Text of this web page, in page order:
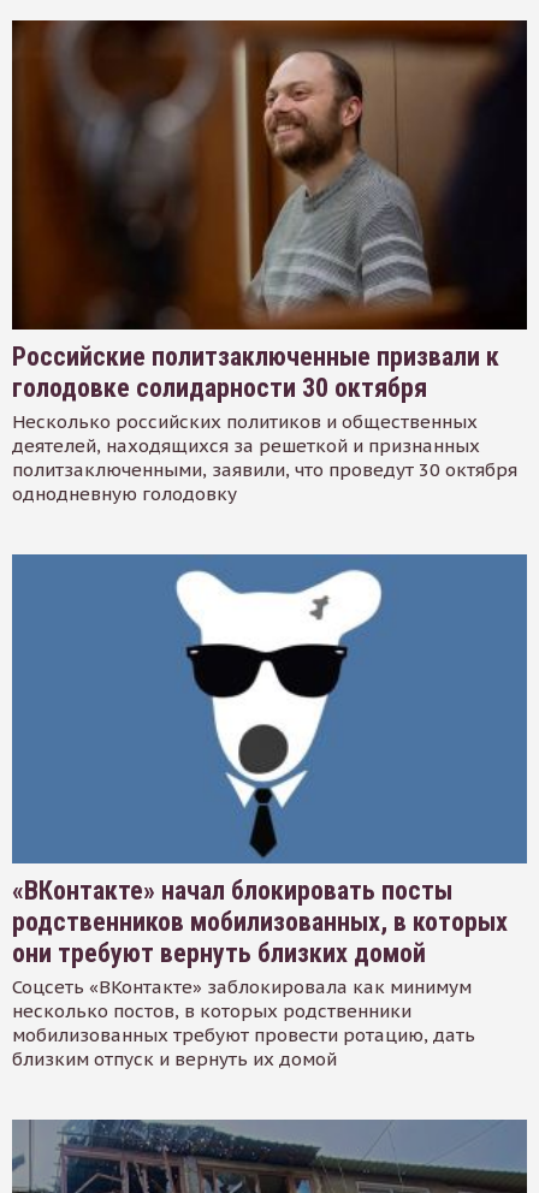
Российские политзаключенные призвали к
голодовке солидарности 30 октября
Несколько российских политиков и общественных
деятелей, находящихся за решеткой и признанных
политзаключенными, заявили, что проведут 30 октября
однодневную голодовку
«ВКонтакте» начал блокировать посты
родственников мобилизованных, в которых
они требуют вернуть близких домой
Соцсеть «ВКонтакте» заблокировала как минимум
несколько постов, в которых родственники
мобилизованных требуют провести ротацию, дать
близким отпуск и вернуть их домой